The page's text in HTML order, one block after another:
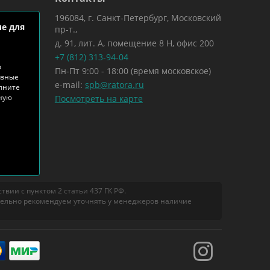
для
196084, г. Санкт-Петербург, Московский
пр-т.,
д. 91, лит. А, помещение 8 Н, офис 200
+7 (812) 313-94-04
Пн-Пт 9:00 - 18:00 (время московское)
e-mail: spb@ratora.ru
Посмотреть на карте
с пунктом 2 статьи 437 ГК РФ.
рекомендуем уточнять у менеджеров наличие